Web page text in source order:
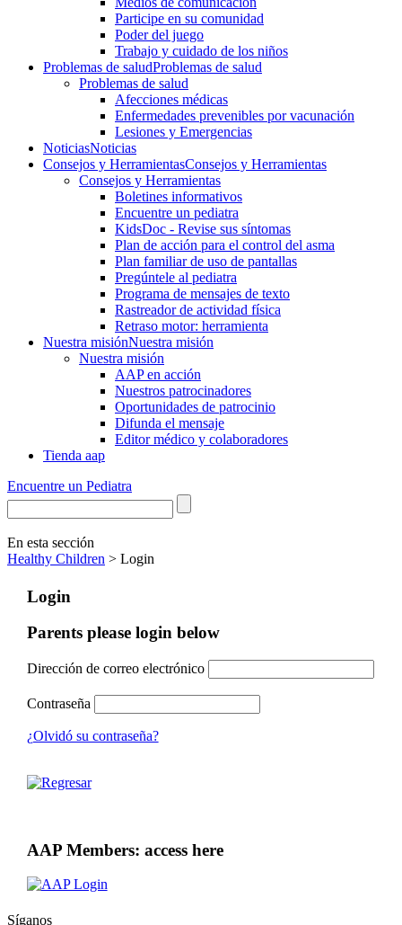
Participe en su comunidad
Poder del juego
Trabajo y cuidado de los niños
Problemas de saludProblemas de salud
Problemas de salud
Afecciones médicas
Enfermedades prevenibles por vacunación
Lesiones y Emergencias
NoticiasNoticias
Consejos y HerramientasConsejos y Herramientas
Consejos y Herramientas
Boletines informativos
Encuentre un pediatra
KidsDoc - Revise sus síntomas
Plan de acción para el control del asma
Plan familiar de uso de pantallas
Pregúntele al pediatra
Programa de mensajes de texto
Rastre​​ador de activida​d física
Retraso motor: herramienta
Nuestra misiónNuestra misión
Nuestra misión
AAP en acción
Nuestros patrocinadores
Oportunidades de patrocinio
Difunda el mensaje
Editor médico y colaboradores
Tienda aap
Encuentre un Pediatra
En esta sección
Healthy Children > Login
Login
Parents please login below
Dirección de correo electrónico
Contraseña
¿Olvidó su contraseña?
AAP Members: access here
Síganos